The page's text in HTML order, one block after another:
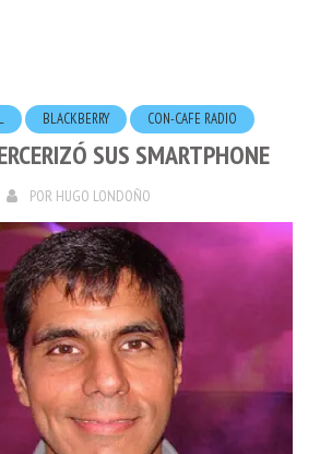
SUS SMARTPHONE
PORHUGO LONDOÑO